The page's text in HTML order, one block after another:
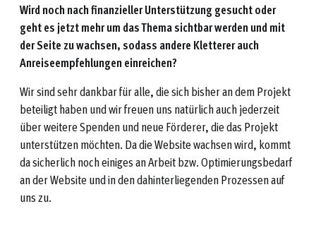
Wird noch nach finanzieller Unterstützung gesucht oder
geht es jetzt mehr um das Thema sichtbar werden und mit
der Seite zu wachsen, sodass andere Kletterer auch
Anreiseempfehlungen einreichen?
Wir sind sehr dankbar für alle, die sich bisher an dem Projekt
beteiligt haben und wir freuen uns natürlich auch jederzeit
über weitere Spenden und neue Förderer, die das Projekt
unterstützen möchten. Da die Website wachsen wird, kommt
da sicherlich noch einiges an Arbeit bzw. Optimierungsbedarf
an der Website und in den dahinterliegenden Prozessen auf
uns zu.